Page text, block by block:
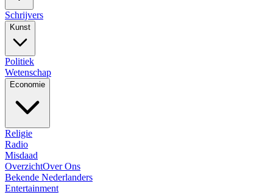
Schrijvers
Kunst
Politiek
Wetenschap
Economie
Religie
Radio
Misdaad
OverzichtOver Ons
Bekende Nederlanders
Entertainment